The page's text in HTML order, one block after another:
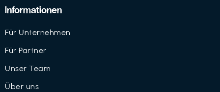
Informationen
Für Unternehmen
Für Partner
Unser Team
Über uns